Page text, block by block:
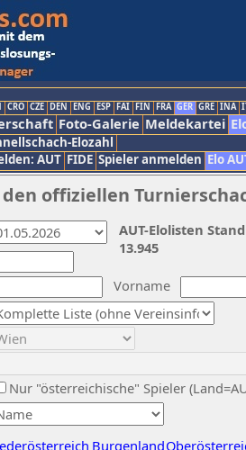
CRO CZE DEN ENG ESP FAI FIN FRA GER GRE INA
Foto-Galerie Meldekartei
Elozahl
AUT FIDE Spieler anmelden Elo
offiziellen
Vorname
Nur "österreichische" Spieler
Burgenland
AUT-Elolisten
13.945